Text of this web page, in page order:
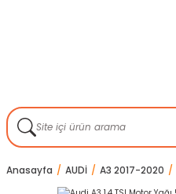
Anasayfa AUDİ A3 2017-2020